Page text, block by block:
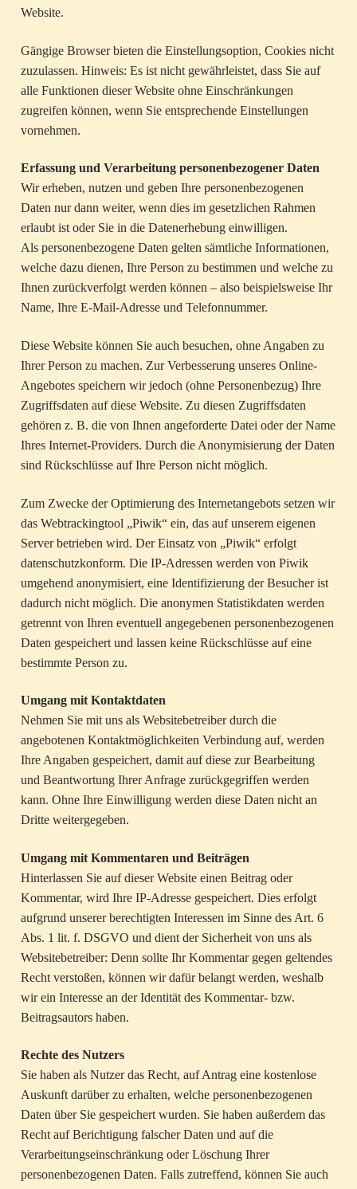
Website.
Gängige Browser bieten die Einstellungsoption, Cookies nicht
zuzulassen. Hinweis: Es ist nicht gewährleistet, dass Sie auf
alle Funktionen dieser Website ohne Einschränkungen
zugreifen können, wenn Sie entsprechende Einstellungen
vornehmen.
Erfassung und Verarbeitung personenbezogener Daten
Wir erheben, nutzen und geben Ihre personenbezogenen
Daten nur dann weiter, wenn dies im gesetzlichen Rahmen
erlaubt ist oder Sie in die Datenerhebung einwilligen.
Als personenbezogene Daten gelten sämtliche Informationen,
welche dazu dienen, Ihre Person zu bestimmen und welche zu
Ihnen zurückverfolgt werden können – also beispielsweise Ihr
Name, Ihre E-Mail-Adresse und Telefonnummer.
Diese Website können Sie auch besuchen, ohne Angaben zu
Ihrer Person zu machen. Zur Verbesserung unseres Online-
Angebotes speichern wir jedoch (ohne Personenbezug) Ihre
Zugriffsdaten auf diese Website. Zu diesen Zugriffsdaten
gehören z. B. die von Ihnen angeforderte Datei oder der Name
Ihres Internet-Providers. Durch die Anonymisierung der Daten
sind Rückschlüsse auf Ihre Person nicht möglich.
Zum Zwecke der Optimierung des Internetangebots setzen wir
das Webtrackingtool „Piwik“ ein, das auf unserem eigenen
Server betrieben wird. Der Einsatz von „Piwik“ erfolgt
datenschutzkonform. Die IP-Adressen werden von Piwik
umgehend anonymisiert, eine Identifizierung der Besucher ist
dadurch nicht möglich. Die anonymen Statistikdaten werden
getrennt von Ihren eventuell angegebenen personenbezogenen
Daten gespeichert und lassen keine Rückschlüsse auf eine
bestimmte Person zu.
Umgang mit Kontaktdaten
Nehmen Sie mit uns als Websitebetreiber durch die
angebotenen Kontaktmöglichkeiten Verbindung auf, werden
Ihre Angaben gespeichert, damit auf diese zur Bearbeitung
und Beantwortung Ihrer Anfrage zurückgegriffen werden
kann. Ohne Ihre Einwilligung werden diese Daten nicht an
Dritte weitergegeben.
Umgang mit Kommentaren und Beiträgen
Hinterlassen Sie auf dieser Website einen Beitrag oder
Kommentar, wird Ihre IP-Adresse gespeichert. Dies erfolgt
aufgrund unserer berechtigten Interessen im Sinne des Art. 6
Abs. 1 lit. f. DSGVO und dient der Sicherheit von uns als
Websitebetreiber: Denn sollte Ihr Kommentar gegen geltendes
Recht verstoßen, können wir dafür belangt werden, weshalb
wir ein Interesse an der Identität des Kommentar- bzw.
Beitragsautors haben.
Rechte des Nutzers
Sie haben als Nutzer das Recht, auf Antrag eine kostenlose
Auskunft darüber zu erhalten, welche personenbezogenen
Daten über Sie gespeichert wurden. Sie haben außerdem das
Recht auf Berichtigung falscher Daten und auf die
Verarbeitungseinschränkung oder Löschung Ihrer
personenbezogenen Daten. Falls zutreffend, können Sie auch